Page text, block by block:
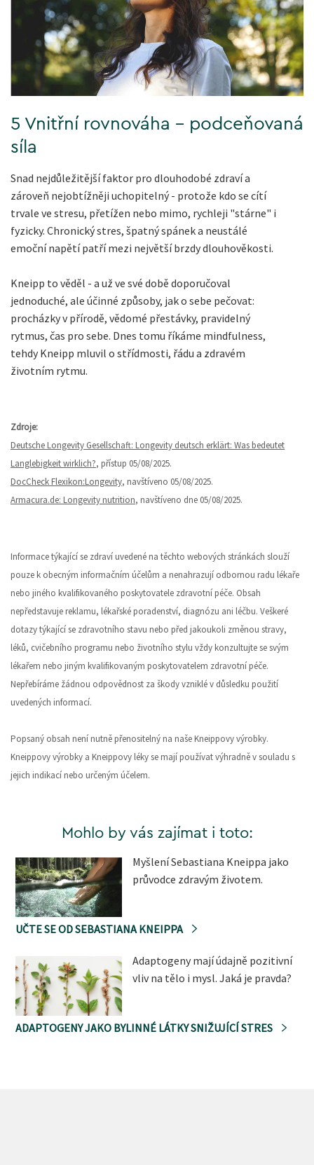
5 Vnitřní rovnováha - podceňovaná
síla
Snad nejdůležitější faktor pro dlouhodobé zdraví a
zároveň nejobtížněji uchopitelný - protože kdo se cítí
trvale ve stresu, přetížen nebo mimo, rychleji "stárne" i
fyzicky. Chronický stres, špatný spánek a neustálé
emoční napětí patří mezi největší brzdy dlouhověkosti.
Kneipp to věděl - a už ve své době doporučoval
jednoduché, ale účinné způsoby, jak o sebe pečovat:
procházky v přírodě, vědomé přestávky, pravidelný
rytmus, čas pro sebe. Dnes tomu říkáme mindfulness,
tehdy Kneipp mluvil o střídmosti, řádu a zdravém
životním rytmu.
Zdroje:
Deutsche Longevity Gesellschaft: Longevity deutsch erklärt: Was bedeutet
Langlebigkeit wirklich?, přístup 05/08/2025.
DocCheck Flexikon:Longevity, navštíveno 05/08/2025.
Armacura.de: Longevity nutrition, navštíveno dne 05/08/2025.
Informace týkající se zdraví uvedené na těchto webových stránkách slouží
pouze k obecným informačním účelům a nenahrazují odbornou radu lékaře
nebo jiného kvalifikovaného poskytovatele zdravotní péče. Obsah
nepředstavuje reklamu, lékařské poradenství, diagnózu ani léčbu. Veškeré
dotazy týkající se zdravotního stavu nebo před jakoukoli změnou stravy,
léků, cvičebního programu nebo životního stylu vždy konzultujte se svým
lékařem nebo jiným kvalifikovaným poskytovatelem zdravotní péče.
Nepřebíráme žádnou odpovědnost za škody vzniklé v důsledku použití
uvedených informací.
Popsaný obsah není nutně přenositelný na naše Kneippovy výrobky.
Kneippovy výrobky a Kneippovy léky se mají používat výhradně v souladu s
jejich indikací nebo určeným účelem.
Mohlo by vás zajímat i toto:
Myšlení Sebastiana Kneippa jako
průvodce zdravým životem.
UČTE SE OD SEBASTIANA KNEIPPA
Adaptogeny mají údajně pozitivní
vliv na tělo i mysl. Jaká je pravda?
ADAPTOGENY JAKO BYLINNÉ LÁTKY SNIŽUJÍCÍ STRES